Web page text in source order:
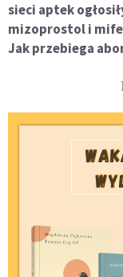
sieci aptek
mizoprostol i
Jak przebiega